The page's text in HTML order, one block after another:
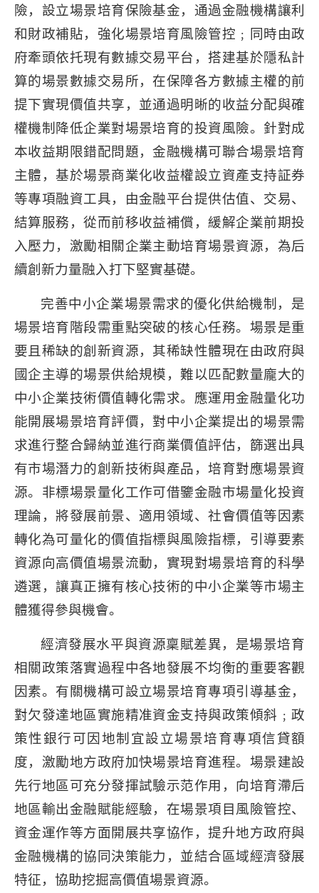
險，設立場景培育保險基金，通過金融機構讓利
和財政補貼，強化場景培育風險管控﹔同時由政
府牽頭依托現有數據交易平台，搭建基於隱私計
算的場景數據交易所，在保障各方數據主權的前
提下實現價值共享，並通過明晰的收益分配與確
權機制降低企業對場景培育的投資風險。針對成
本收益期限錯配問題，金融機構可聯合場景培育
主體，基於場景商業化收益權設立資產支持証券
等專項融資工具，由金融平台提供估值、交易、
結算服務，從而前移收益補償，緩解企業前期投
入壓力，激勵相關企業主動培育場景資源，為后
續創新力量融入打下堅實基礎。
完善中小企業場景需求的優化供給機制，是
場景培育階段需重點突破的核心任務。場景是重
要且稀缺的創新資源，其稀缺性體現在由政府與
國企主導的場景供給規模，難以匹配數量龐大的
中小企業技術價值轉化需求。應運用金融量化功
能開展場景培育評價，對中小企業提出的場景需
求進行整合歸納並進行商業價值評估，篩選出具
有市場潛力的創新技術與產品，培育對應場景資
源。非標場景量化工作可借鑒金融市場量化投資
理論，將發展前景、適用領域、社會價值等因素
轉化為可量化的價值指標與風險指標，引導要素
資源向高價值場景流動，實現對場景培育的科學
遴選，讓真正擁有核心技術的中小企業等市場主
體獲得參與機會。
經濟發展水平與資源稟賦差異，是場景培育
相關政策落實過程中各地發展不均衡的重要客觀
因素。有關機構可設立場景培育專項引導基金，
對欠發達地區實施精准資金支持與政策傾斜﹔政
策性銀行可因地制宜設立場景培育專項信貸額
度，激勵地方政府加快場景培育進程。場景建設
先行地區可充分發揮試驗示范作用，向培育滯后
地區輸出金融賦能經驗，在場景項目風險管控、
資金運作等方面開展共享協作，提升地方政府與
金融機構的協同決策能力，並結合區域經濟發展
特征，協助挖掘高價值場景資源。